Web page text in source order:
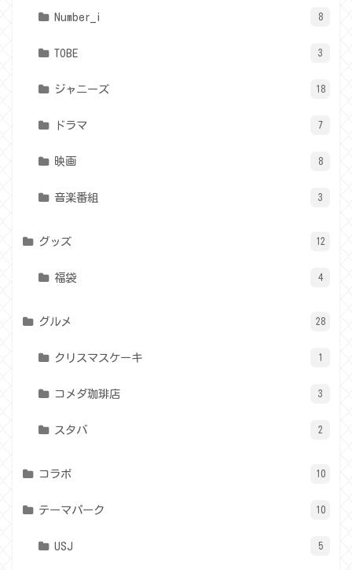
Number_i 8
TOBE 3
ジャニーズ 18
ドラマ 7
映画 8
音楽番組 3
グッズ 12
福袋 4
グルメ 28
クリスマスケーキ 1
コメダ珈琲店 3
スタバ 2
コラボ 10
テーマパーク 10
USJ 5